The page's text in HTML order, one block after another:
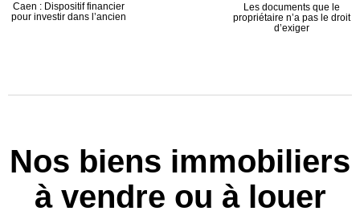
Caen : Dispositif financier
pour investir dans l’ancien
Les documents que le
propriétaire n’a pas le droit
d’exiger
Nos biens immobiliers
à vendre ou à louer